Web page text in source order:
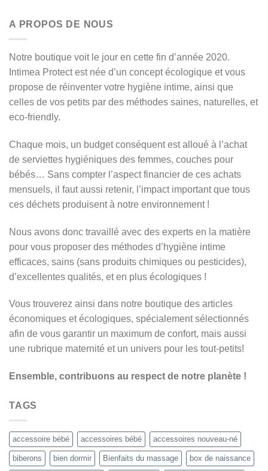
A PROPOS DE NOUS
Notre boutique voit le jour en cette fin d’année 2020.
Intimea Protect est née d’un concept écologique et vous
propose de réinventer votre hygiène intime, ainsi que
celles de vos petits par des méthodes saines, naturelles, et
eco-friendly.
Chaque mois, un budget conséquent est alloué à l’achat
de serviettes hygiéniques des femmes, couches pour
bébés… Sans compter l’aspect financier de ces achats
mensuels, il faut aussi retenir, l’impact important que tous
ces déchets produisent à notre environnement !
Nous avons donc travaillé avec des experts en la matière
pour vous proposer des méthodes d’hygiène intime
efficaces, sains (sans produits chimiques ou pesticides),
d’excellentes qualités, et en plus écologiques !
Vous trouverez ainsi dans notre boutique des articles
économiques et écologiques, spécialement sélectionnés
afin de vous garantir un maximum de confort, mais aussi
une rubrique maternité et un univers pour les tout-petits!
Ensemble, contribuons au respect de notre planète !
TAGS
accessoire bébé accessoires bébé accessoires nouveau-né
biberons bien dormir Bienfaits du massage box de naissance